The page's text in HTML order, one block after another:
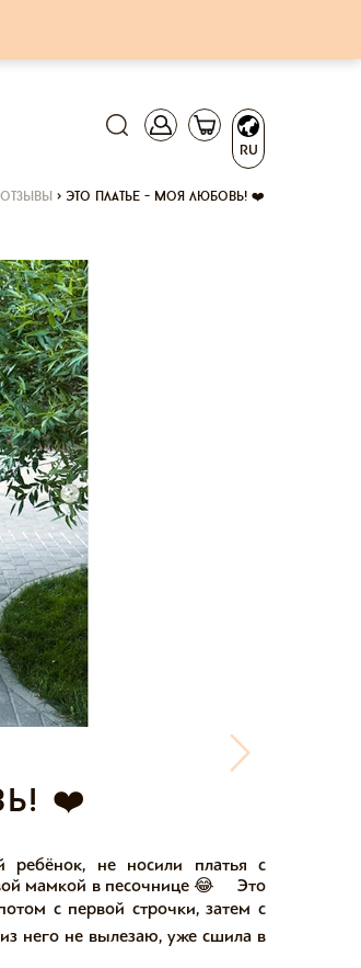
RU
отзывы > это платье - моя любовь! ❤️
❤️
ребёнок, не носили платья с
мамкой в песочнице 😂 ⠀ Это
с первой строчки, затем с
него не вылезаю, уже сшила в